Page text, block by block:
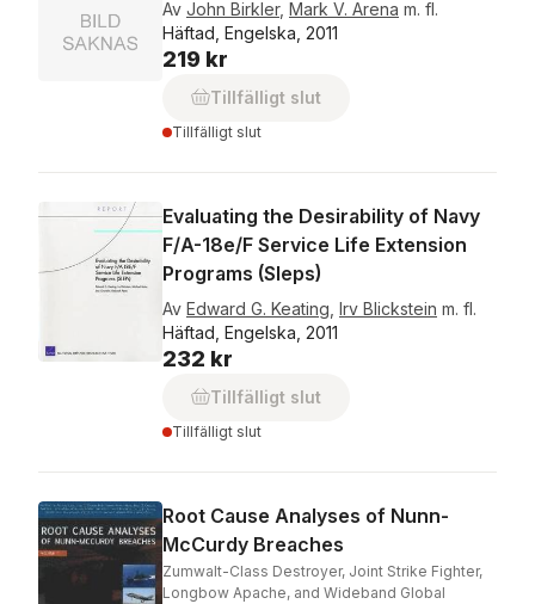
Av John Birkler, Mark V. Arena m. fl.
Häftad, Engelska, 2011
219 kr
Tillfälligt slut
Tillfälligt slut
Evaluating the Desirability of Navy
F/A-18e/F Service Life Extension
Programs (Sleps)
Av Edward G. Keating Irv Blickstein m. fl.
Häftad, Engelska, 2011
232 kr
Tillfälligt slut
Tillfälligt slut
Root Cause Analyses of Nunn-
McCurdy Breaches
Zumwalt-Class Destroyer, Joint Strike Fighter,
Longbow Apache, and Wideband Global